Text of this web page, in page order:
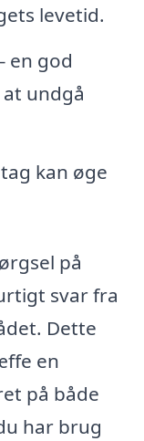
levetid.
en god
undgå
kan øge
på
svar fra
Dette
en
på både
har brug